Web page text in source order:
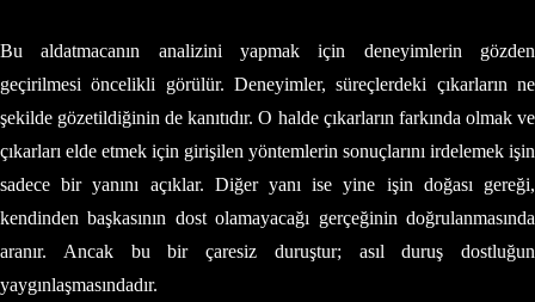
Bu aldatmacanın analizini yapmak için deneyimlerin gözden
geçirilmesi öncelikli görülür. Deneyimler, süreçlerdeki çıkarların ne
şekilde gözetildiğinin de kanıtıdır. O halde çıkarların farkında olmak ve
çıkarları elde etmek için girişilen yöntemlerin sonuçlarını irdelemek işin
sadece bir yanını açıklar. Diğer yanı ise yine işin doğası gereği,
kendinden başkasının dost olamayacağı gerçeğinin doğrulanmasında
aranır. Ancak bu bir çaresiz duruştur; asıl duruş dostluğun
yaygınlaşmasındadır.